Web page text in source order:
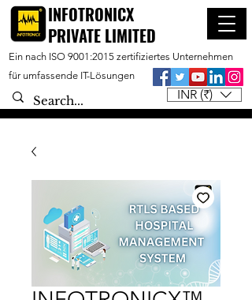
INFOTRONICX
PRIVATE LIMITED
Ein nach ISO 9001:2015 zertifiziertes Unternehmen
für umfassende IT-Lösungen
INR (₹)